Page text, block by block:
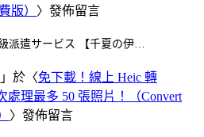
版） 〉發佈留言
派遣サービス 【千夏の伊…
」於〈免下載！線上 Heic 轉
處理最多 50 張照片！（Convert
〉發佈留言